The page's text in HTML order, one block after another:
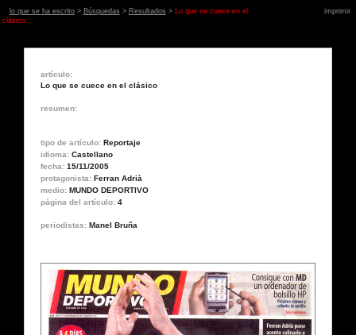
lo que se ha escrito> Búsquedas > Resultados >
Lo que se cuece en el
clásico
imprimir
artículo:
Lo que se cuece en el clásico
resumen:
tipo de artículo: Reportaje
idioma: Castellano
fecha: 15/11/2005
protagonista: Ferran Adrià
medio: MUNDO DEPORTIVO
página del artículo: 4
periodistas: Manel Bruña